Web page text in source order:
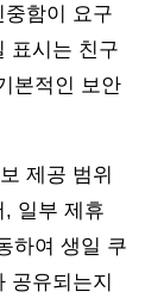
함이 요구
표시는 친구
본적인 보안
제공 범위
일부 제휴
하여 생일 쿠
공유되는지